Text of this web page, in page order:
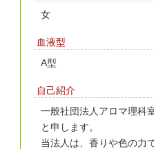
女
血液型
A型
自己紹介
一般社団法人アロマ理科
と申します。
当法人は、香りや色の力